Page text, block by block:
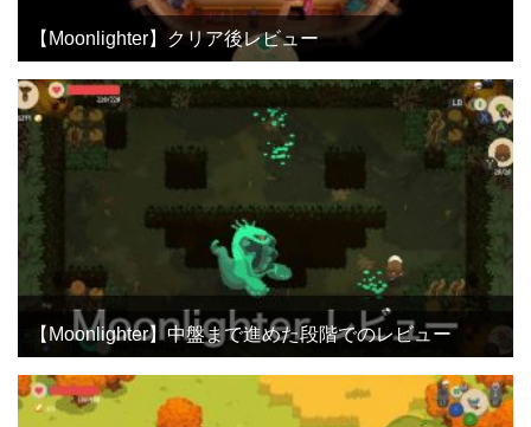
【Moonlighter】クリア後レビュー
【Moonlighter】中盤まで進めた段階でのレビュー